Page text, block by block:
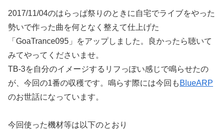
2017/11/04のはらっぱ祭りのときに自宅でライブをやった
勢いで作った曲を何となく整えて仕上げた
「GoaTrance095」をアップしました。良かったら聴いて
みてやってくださいませ。
TB-3を自分のイメージするリフっぽい感じで鳴らせたの
が、今回の1番の収穫です。鳴らす際には今回も BlueARP
のお世話になっています。
今回使った機材等は以下のとおり